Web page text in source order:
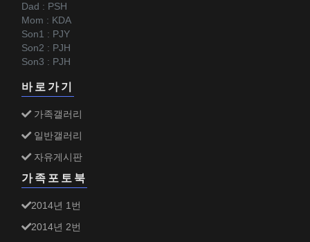
Dad : PSH
Mom : KDA
Son1 : PJY
Son2 : PJH
Son3 : PJH
바로가기
가족갤러리
일반갤러리
자유게시판
가족포토북
2014년 1번
2014년 2번